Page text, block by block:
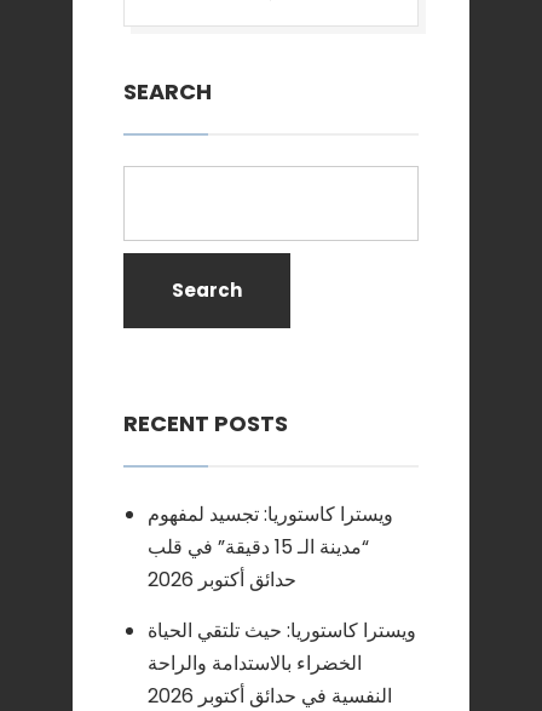
SEARCH
Search
RECENT POSTS
ويسترا كاستوريا: تجسيد لمفهوم
“مدينة الـ 15 دقيقة” في قلب
حدائق أكتوبر 2026
ويسترا كاستوريا: حيث تلتقي الحياة
الخضراء بالاستدامة والراحة
النفسية في حدائق أكتوبر 2026